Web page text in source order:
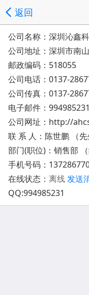
返回
公司名称：深圳沁鑫
公司地址： 深圳市南
邮政编码：518055
公司电话： 0137-
公司传真：0137-
电子邮件：
公司网址： http://
联 系 人：陈世鹏 （先
部门(职位)：销售部 （
手机号码：
在线状态： 离线发送
QQ:994985231